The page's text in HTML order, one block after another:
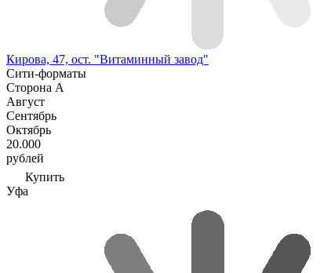
Кирова, 47, ост. "Витаминный завод"
Сити-форматы
Сторона А
Август
Сентябрь
Октябрь
20.000
рублей
Купить
Уфа